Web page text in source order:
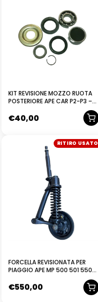
KIT REVISIONE MOZZO RUOTA
POSTERIORE APE CAR P2-P3 –
€40,00
RICONDIZIONATO
RITIRO USATO
FORCELLA REVISIONATA PER
PIAGGIO APE MP 500 501 550
€550,00